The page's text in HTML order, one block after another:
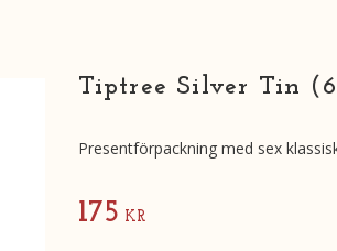
Tiptree Silver Tin
Presentförpackning med sex
175 KR